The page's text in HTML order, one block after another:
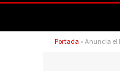
Portada »Anuncia el